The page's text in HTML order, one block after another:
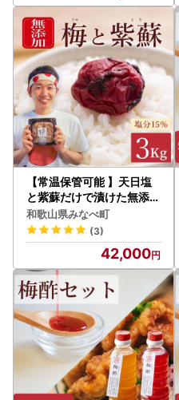
【常温保管可能 】天日塩
と紫蘇だけで漬けた無添加
梅干し1kg×3パック／塩
分15％ 南高梅 【umehk
r004A】
和歌山県みなべ町
(3)
42,000